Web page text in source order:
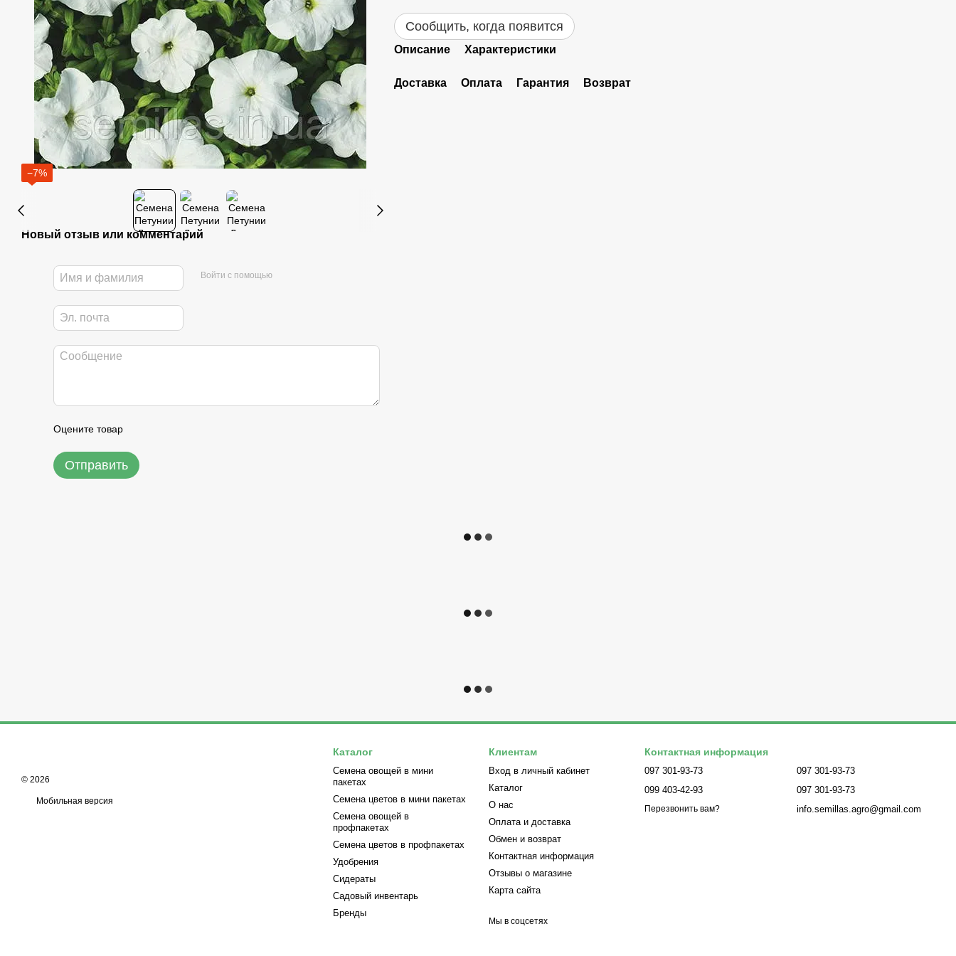
−7%
Новый отзыв или комментарий
Войти с помощью
Оцените товар
Отправить
Сообщить, когда появится
Описание Характеристики
Доставка Оплата Гарантия Возврат
© 2026
Мобильная версия
Каталог
Семена овощей в мини
пакетах
Семена цветов в мини пакетах
Семена овощей в
профпакетах
Семена цветов в профпакетах
Удобрения
Сидераты
Садовый инвентарь
Бренды
Клиентам
Вход в личный кабинет
Каталог
О нас
Оплата и доставка
Обмен и возврат
Контактная информация
Отзывы о магазине
Карта сайта
Мы в соцсетях
Контактная информация
097 301-93-73
099 403-42-93
Перезвонить вам?
097 301-93-73
097 301-93-73
info.semillas.agro@gmail.com